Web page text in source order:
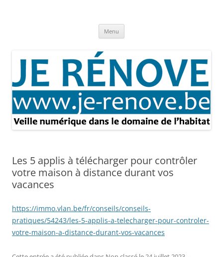
Menu
Les 5 applis à télécharger pour contrôler
votre maison à distance durant vos
vacances
https://immo.vlan.be/fr/conseils/conseils-
pratiques/54243/les-5-applis-a-telecharger-pour-controler-
votre-maison-a-distance-durant-vos-vacances